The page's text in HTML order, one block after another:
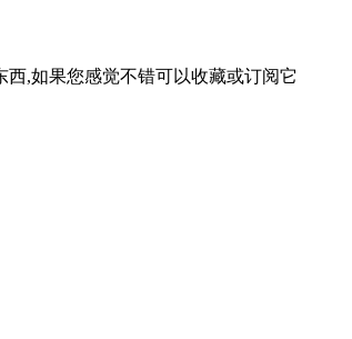
西,如果您感觉不错可以收藏或订阅它